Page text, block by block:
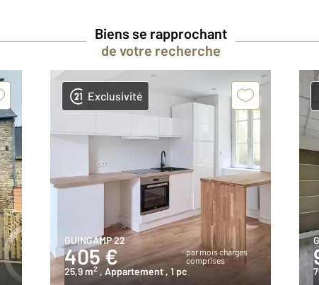
Biens se rapprochant
de votre recherche
Exclusivité
GUINGAMP 22
405 €
par mois charges
comprises
25,9 m2 , Appartement, 1 pc